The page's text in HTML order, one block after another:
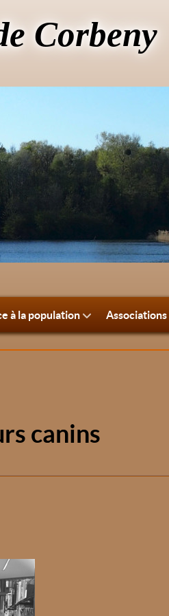
Corbeny
à la population Associations
canins